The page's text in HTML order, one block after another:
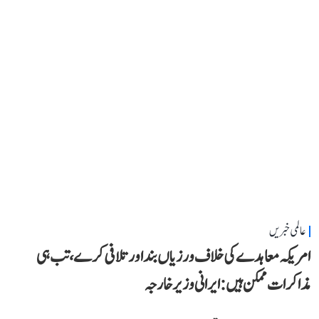
عالمی خبریں
امریکہ معاہدے کی خلاف ورزیاں بند اور تلافی کرے، تب ہی
مذاکرات ممکن ہیں: ایرانی وزیر خارجہ